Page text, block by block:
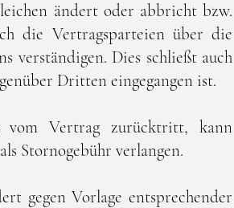
ändert oder abbricht bzw.
die Vertragsparteien über die
verständigen. Dies schließt auch
Dritten eingegangen ist.
vom Vertrag zurücktritt, kann
Stornogebühr verlangen.
gegen Vorlage entsprechender